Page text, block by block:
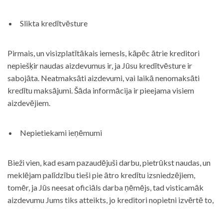
Slikta kredītvēsture
Pirmais, un visizplatītākais iemesls, kāpēc ātrie kreditori
nepiešķir naudas aizdevumus ir, ja Jūsu kredītvēsture ir
sabojāta. Neatmaksāti aizdevumi, vai laikā nenomaksāti
kredītu maksājumi. Šāda informācija ir pieejama visiem
aizdevējiem.
Nepietiekami ieņēmumi
Bieži vien, kad esam pazaudējuši darbu, pietrūkst naudas, un
meklējam palīdzību tieši pie ātro kredītu izsniedzējiem,
tomēr, ja Jūs neesat oficiāls darba ņēmējs, tad visticamāk
aizdevumu Jums tiks atteikts, jo kreditori nopietni izvērtē to,